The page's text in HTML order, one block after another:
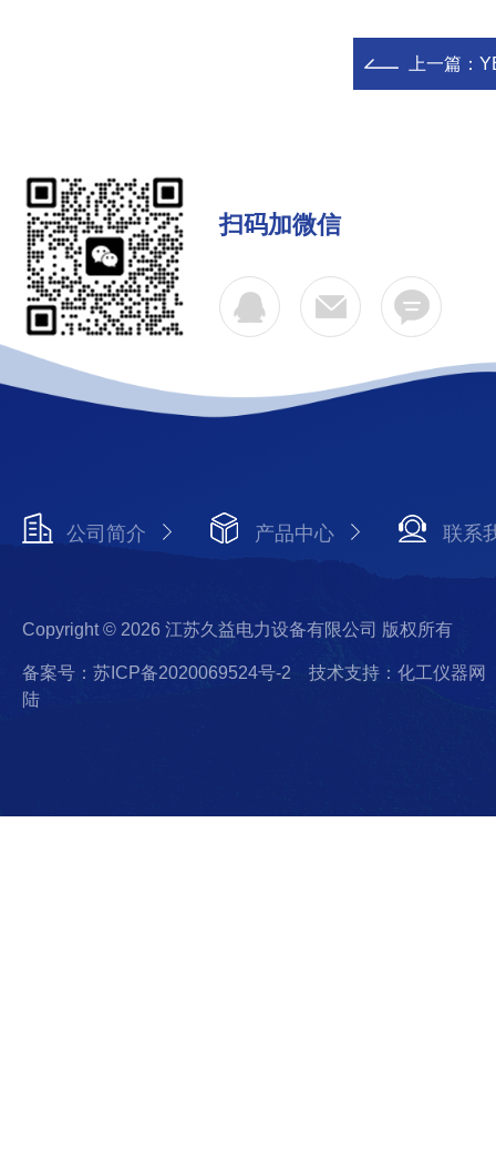
上一篇：
扫码加微信
公司简介 产品中心 联系
Copyright © 2026 江苏久益电力设备有限公司 版权所有
备案号：苏ICP备2020069524号-2
技术支持：化工仪器网
陆